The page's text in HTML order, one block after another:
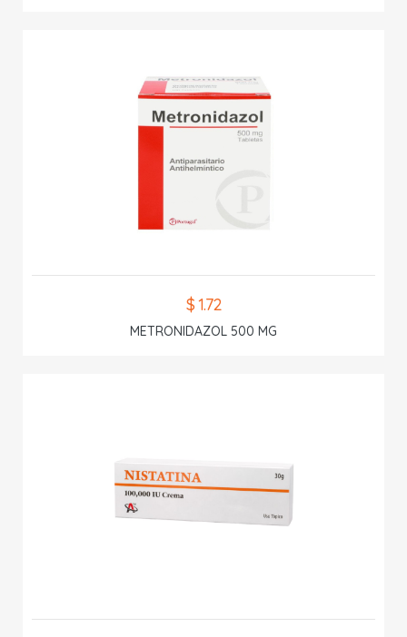
$ 1.72
METRONIDAZOL 500 MG